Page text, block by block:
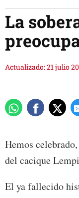
La
Actualizado: 21 julio
Hemos
del cacique
El ya fallecido